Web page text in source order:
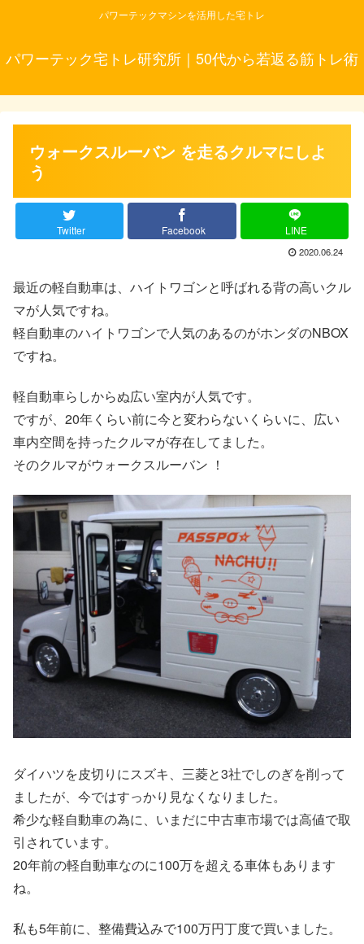
パワーテックマシンを活用した宅トレ
パワーテック宅トレ研究所｜50代から若返る筋トレ術
ウォークスルーバン を走るクルマにしよ
う
Twitter Facebook LINE
2020.06.24
最近の軽自動車は、ハイトワゴンと呼ばれる背の高いクル
マが人気ですね。
軽自動車のハイトワゴンで人気のあるのがホンダのNBOX
ですね。
軽自動車らしからぬ広い室内が人気です。
ですが、20年くらい前に今と変わらないくらいに、広い
車内空間を持ったクルマが存在してました。
そのクルマがウォークスルーバン ！
ダイハツを皮切りにスズキ、三菱と3社でしのぎを削って
ましたが、今ではすっかり見なくなりました。
希少な軽自動車の為に、いまだに中古車市場では高値で取
引されています。
20年前の軽自動車なのに100万を超える車体もあります
ね。
私も5年前に、整備費込みで100万円丁度で買いました。